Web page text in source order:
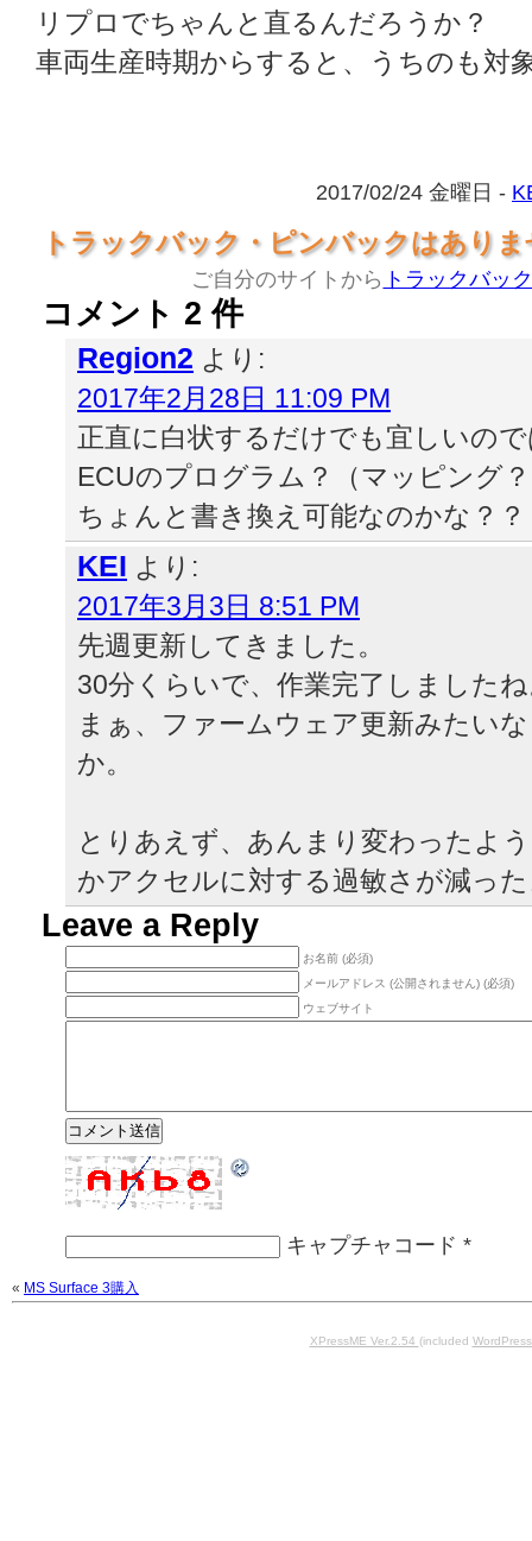
リプロでちゃんと直るんだろうか？
車両生産時期からすると、うちのも対
2017/02/24 金曜日 -
トラックバック・ピンバックはあり
ご自分のサイトから トラックバック
コメント 2 件
Region2 より:
2017年2月28日 11:09 PM
正直に白状するだけでも宜しいの
ECUのプログラム？（マッピング
ちょんと書き換え可能なのかな？？
KEI より:
2017年3月3日 8:51 PM
先週更新してきました。
30分くらいで、作業完了しました
まぁ、ファームウェア更新みたい
か。
とりあえず、あんまり変わったよ
かアクセルに対する過敏さが減っ
Leave a Reply
お名前 (必須)
メールアドレス (公開されません) (必須)
ウェブサイト
キャプチャコード *
« MS Surface 3購入
XPressME Ver.2.54 (included